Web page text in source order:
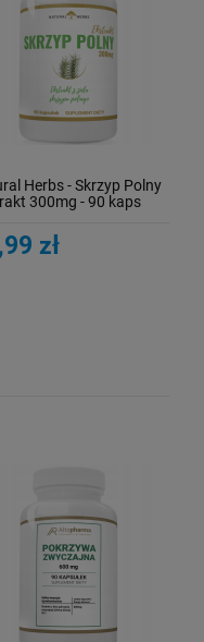
Herbs - Skrzyp Polny
300mg - 90 kaps
zł